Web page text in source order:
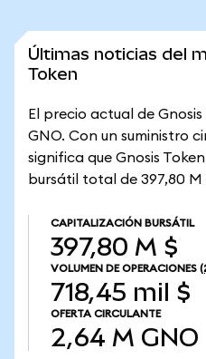
Últimas noticias del
Token
El precio actual de
GNO. Con un suministro
significa que Gnosis
bursátil total de 397,80 M
CAPITALIZACIÓN BURSÁTIL
397,80 M $
VOLUMEN DE OPERACIONES
718,45 mil $
OFERTA CIRCULANTE
2,64 M GNO